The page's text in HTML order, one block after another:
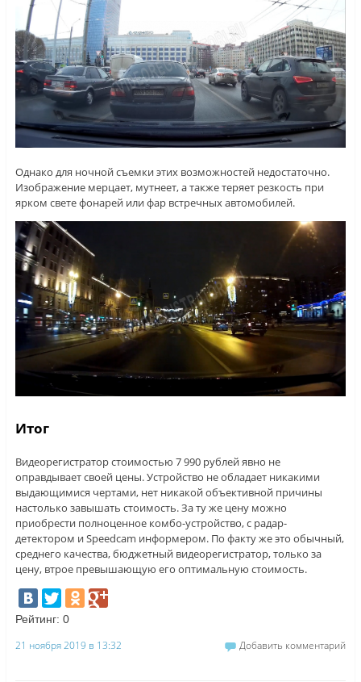
Однако для ночной съемки этих возможностей недостаточно.
Изображение мерцает, мутнеет, а также теряет резкость при
ярком свете фонарей или фар встречных автомобилей.
Итог
Видеорегистратор стоимостью 7 990 рублей явно не
оправдывает своей цены. Устройство не обладает никакими
выдающимися чертами, нет никакой объективной причины
настолько завышать стоимость. За ту же цену можно
приобрести полноценное комбо-устройство, с радар-
детектором и Speedcam информером. По факту же это обычный,
среднего качества, бюджетный видеорегистратор, только за
цену, втрое превышающую его оптимальную стоимость.
Рейтинг: 0
21 ноября 2019 в 13:32 Добавить комментарий